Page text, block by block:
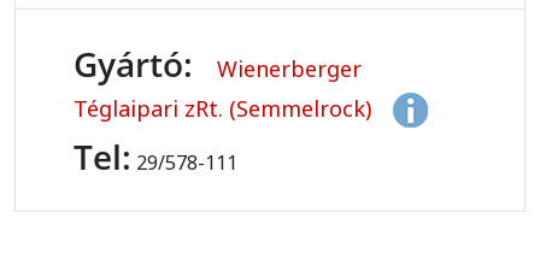
Gyártó:
Wienerberger
Téglaipari zRt. (Semmelrock)
Tel: 29/578-111